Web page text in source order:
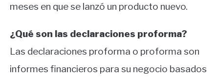
meses en que se lanzó un producto nuevo.
¿Qué son las declaraciones proforma?
Las declaraciones proforma o proforma son
informes financieros para su negocio basados ​​